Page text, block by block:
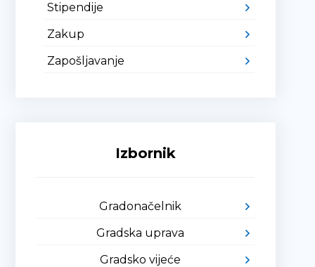
Stipendije
Zakup
Zapošljavanje
Izbornik
Gradonačelnik
Gradska uprava
Gradsko vijeće